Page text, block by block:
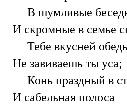
В шумливые
И скромные в семье
Тебе вкусней
Не завиваешь ты уса;
Конь праздный в
И сабельная полоса